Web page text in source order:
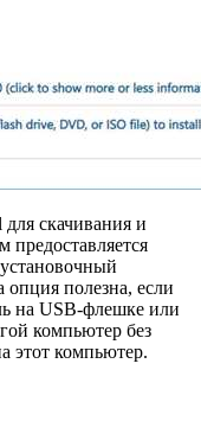
скачивания и
предоставляется
опция полезна, если
на USB-флешке или
компьютер без
этот компьютер.